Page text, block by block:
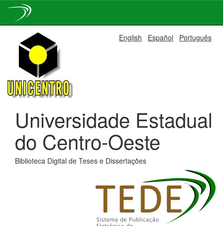
navigation
English Español Português
Universidade Estadual
do Centro-Oeste
Biblioteca Digital de Teses e Dissertações